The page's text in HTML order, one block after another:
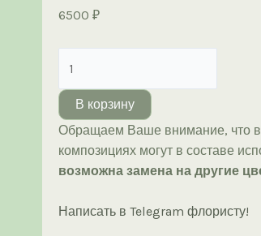
6500 ₽
товара
Букет
невесты
из
сухоцветов
«Маддалена»
В корзину
Обращаем Ваше внимание, что в
композициях могут в составе
возможна замена на другие
Написать в Telegram флористу!